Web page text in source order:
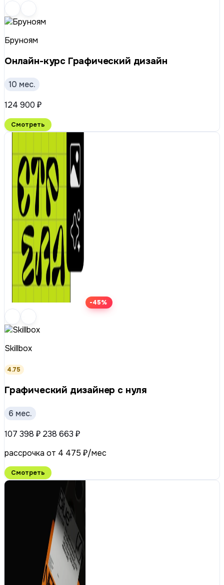
Бруноям
Онлайн-курс Графический дизайн
10 мес.
124 900 ₽
Смотреть
-45%
Skillbox
4.75
Графический дизайнер с нуля
6 мес.
107 398 ₽ 238 663 ₽
рассрочка от 4 475 ₽/мес
Смотреть